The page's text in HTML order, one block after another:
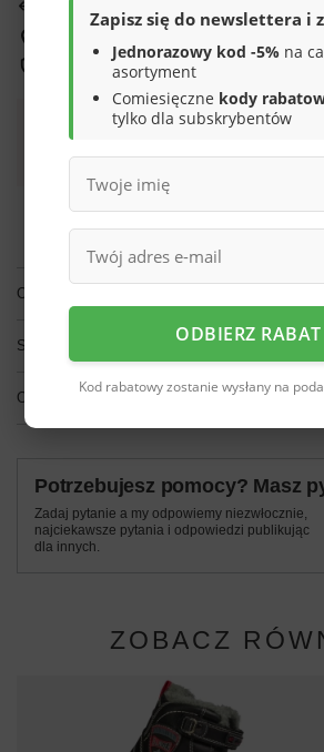
dni na łatwy zwrot
Bezpieczne zakupy
Darmowa dostawa do paczkomatu lub punktu
odbioru
OPIS
SZCZEGÓŁOWE DANE
OPINIE
Potrzebujesz pomocy? Masz
Zadaj pytanie a my odpowiemy niezwłocznie,
najciekawsze pytania i odpowiedzi publikując
dla innych.
ZOBACZ
Zapisz się do newslettera i
Jednorazowy kod -5% na
asortyment
Comiesięczne kody
tylko dla subskrybentów
ODBIERZ RABAT
Kod rabatowy zostanie wysłany na